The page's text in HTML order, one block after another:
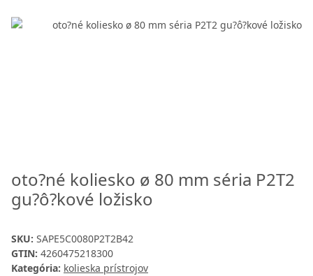
oto?né koliesko ø 80 mm séria P2T2
gu?ô?kové ložisko
SKU: SAPE5C0080P2T2B42
GTIN: 4260475218300
Kategória: kolieska prístrojov